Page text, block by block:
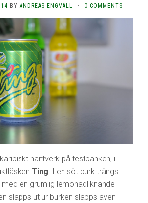
BY ANDREAS ENGVALL · 0 COMMENTS
hantverk på testbänken, i
Ting. I en söt burk trängs
en grumlig lemonadliknande
släpps ut ur burken släpps även